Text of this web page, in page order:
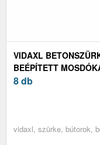
VIDAXL
BEÉPÍTETT
8 db
vidaxl, szürke, bútorok,